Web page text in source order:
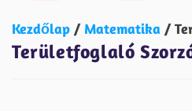
Kezdőlap / Matematika /
Területfoglaló